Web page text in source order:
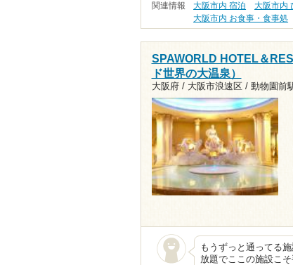
関連情報 大阪市内 宿泊 大阪市内
大阪市内 お食事・食事処
SPAWORLD HOTEL＆
ド世界の大温泉）
大阪府 / 大阪市浪速区 / 動物園前
もうずっと通ってる
放題でここの施設こ